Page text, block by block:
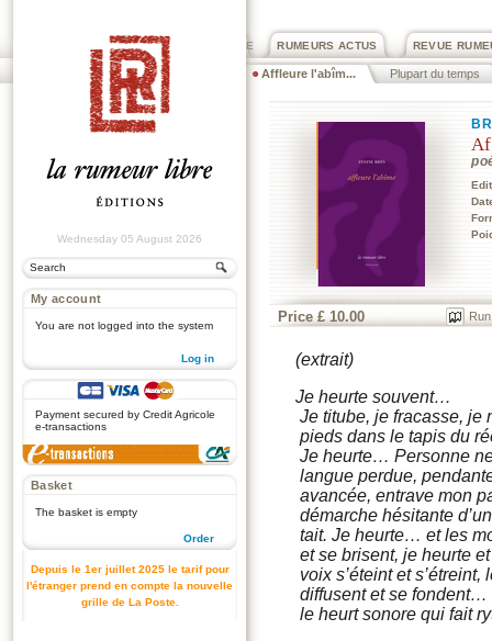
REVUE
RUMEURS ACTUS
PRIX ROGER DEXTRE
Affleure l'abîm... Plupart du temps
Wednesday 05 August 2026
My account
You are not logged into the system
Log in
Payment secured by Credit Agricole
e-transactions
Basket
The basket is empty
Order
Depuis le 1er juillet 2025 le tarif pour
l'étranger prend en compte la nouvelle
grille de La Poste.
Price £ 10.00
(extrait)
Je heurte souvent…
Je titube, je fracasse, je
pieds dans le tapis du
Je heurte… Personne
langue perdue,
avancée, entrave mon
démarche hésitante
tait. Je heurte… et les
et se brisent, je heurte
voix s’éteint et s’étreint,
diffusent et se fondent…
le heurt sonore qui fait